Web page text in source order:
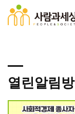
열린알림방